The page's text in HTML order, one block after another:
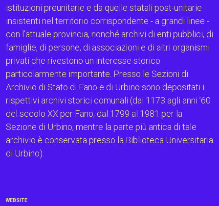
WEBSITE
istituzioni preunitarie e da quelle statali post-unitarie
insistenti nel territorio corrispondente - a grandi linee -
con l’attuale provincia, nonché archivi di enti pubblici, di
famiglie, di persone, di associazioni e di altri organismi
privati che rivestono un interesse storico
particolarmente importante. Presso le Sezioni di
Archivio di Stato di Fano e di Urbino sono depositati i
rispettivi archivi storici comunali (dal 1173 agli anni ’60
del secolo XX per Fano; dal 1799 al 1981 per la
Sezione di Urbino, mentre la parte più antica di tale
archivio è conservata presso la Biblioteca Universitaria
di Urbino).